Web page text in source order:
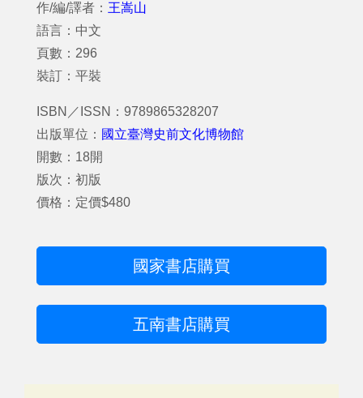
作/編/譯者： 王嵩山
語言：中文
頁數：296
裝訂：平裝
ISBN／ISSN：9789865328207
出版單位： 國立臺灣史前文化博物館
開數：18開
版次：初版
價格：定價$480
國家書店購買
五南書店購買